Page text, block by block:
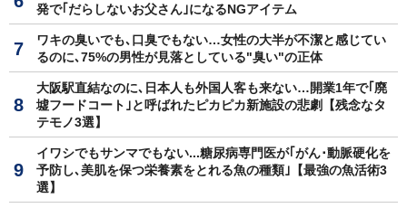
発で｢だらしないお父さん｣になるNGアイテム
ワキの臭いでも､口臭でもない…女性の大半が不潔と感じてい
るのに､75%の男性が見落としている"臭い"の正体
大阪駅直結なのに､日本人も外国人客も来ない…開業1年で｢廃
墟フードコート｣と呼ばれたピカピカ新施設の悲劇【残念なタ
テモノ3選】
イワシでもサンマでもない...糖尿病専門医が｢がん･動脈硬化を
予防し､美肌を保つ栄養素をとれる魚の種類｣【最強の魚活術3
選】